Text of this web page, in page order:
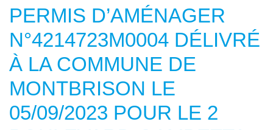
PERMIS D’AMÉNAGER
N°4214723M0004 DÉLIVRÉ
À LA COMMUNE DE
MONTBRISON LE
05/09/2023 POUR LE 2